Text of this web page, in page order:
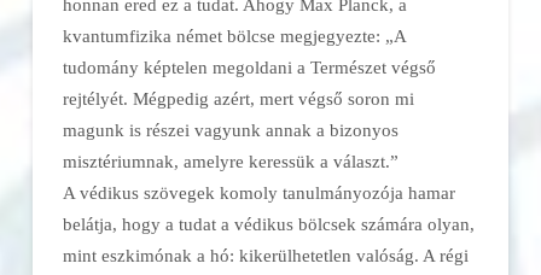
honnan ered ez a tudat. Ahogy Max Planck, a
kvantumfizika német bölcse megjegyezte: „A
tudomány képtelen megoldani a Természet végső
rejtélyét. Mégpedig azért, mert végső soron mi
magunk is részei vagyunk annak a bizonyos
misztériumnak, amelyre keressük a választ.”
A védikus szövegek komoly tanulmányozója hamar
belátja, hogy a tudat a védikus bölcsek számára olyan,
mint eszkimónak a hó: kikerülhetetlen valóság. A régi